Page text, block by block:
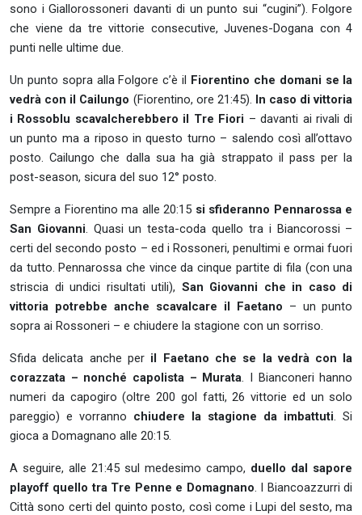
sono i Giallorossoneri davanti di un punto sui “cugini”). Folgore
che viene da tre vittorie consecutive, Juvenes-Dogana con 4
punti nelle ultime due.
Un punto sopra alla Folgore c’è il Fiorentino che domani se la
vedrà con il Cailungo (Fiorentino, ore 21:45). In caso di vittoria
i Rossoblu scavalcherebbero il Tre Fiori – davanti ai rivali di
un punto ma a riposo in questo turno – salendo così all’ottavo
posto. Cailungo che dalla sua ha già strappato il pass per la
post-season, sicura del suo 12° posto.
Sempre a Fiorentino ma alle 20:15 si sfideranno Pennarossa e
San Giovanni . Quasi un testa-coda quello tra i Biancorossi –
certi del secondo posto – ed i Rossoneri, penultimi e ormai fuori
da tutto. Pennarossa che vince da cinque partite di fila (con una
striscia di undici risultati utili), San Giovanni che in caso di
vittoria potrebbe anche scavalcare il Faetano – un punto
sopra ai Rossoneri – e chiudere la stagione con un sorriso.
Sfida delicata anche per il Faetano che se la vedrà con la
corazzata – nonché capolista – Murata . I Bianconeri hanno
numeri da capogiro (oltre 200 gol fatti, 26 vittorie ed un solo
pareggio) e vorranno chiudere la stagione da imbattuti . Si
gioca a Domagnano alle 20:15.
A seguire, alle 21:45 sul medesimo campo, duello dal sapore
playoff quello tra Tre Penne e Domagnano . I Biancoazzurri di
Città sono certi del quinto posto, così come i Lupi del sesto, ma